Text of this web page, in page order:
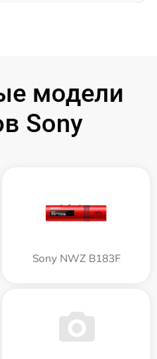
модели
Sony
Sony NWZ B183F